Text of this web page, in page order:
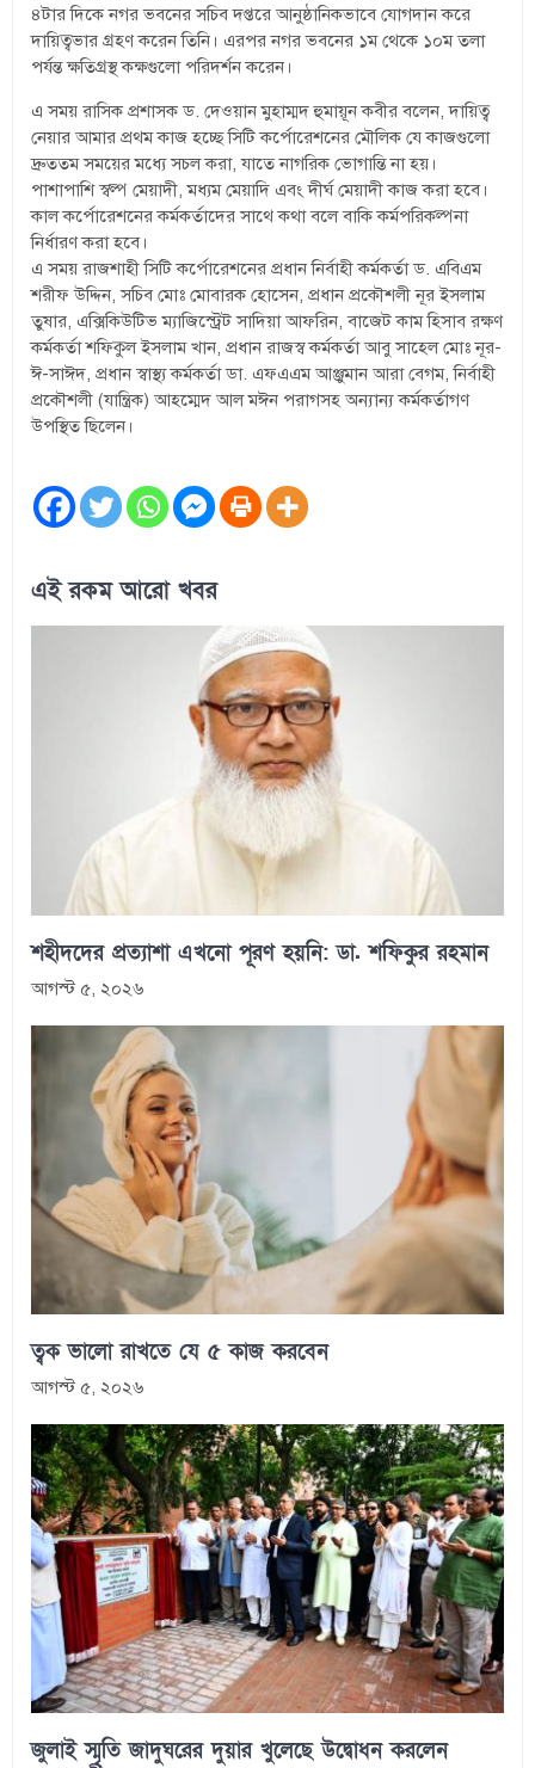
৪টার দিকে নগর ভবনের সচিব দপ্তরে আনুষ্ঠানিকভাবে যোগদান করে
দায়িত্বভার গ্রহণ করেন তিনি। এরপর নগর ভবনের ১ম থেকে ১০ম তলা
পর্যন্ত ক্ষতিগ্রস্থ কক্ষগুলো পরিদর্শন করেন।
এ সময় রাসিক প্রশাসক ড. দেওয়ান মুহাম্মদ হুমায়ূন কবীর বলেন, দায়িত্ব
নেয়ার আমার প্রথম কাজ হচ্ছে সিটি কর্পোরেশনের মৌলিক যে কাজগুলো
দ্রুততম সময়ের মধ্যে সচল করা, যাতে নাগরিক ভোগান্তি না হয়।
পাশাপাশি স্বল্প মেয়াদী, মধ্যম মেয়াদি এবং দীর্ঘ মেয়াদী কাজ করা হবে।
কাল কর্পোরেশনের কর্মকর্তাদের সাথে কথা বলে বাকি কর্মপরিকল্পনা
নির্ধারণ করা হবে।
এ সময় রাজশাহী সিটি কর্পোরেশনের প্রধান নির্বাহী কর্মকর্তা ড. এবিএম
শরীফ উদ্দিন, সচিব মোঃ মোবারক হোসেন, প্রধান প্রকৌশলী নূর ইসলাম
তুষার, এক্সিকিউটিভ ম্যাজিস্ট্রেট সাদিয়া আফরিন, বাজেট কাম হিসাব রক্ষণ
কর্মকর্তা শফিকুল ইসলাম খান, প্রধান রাজস্ব কর্মকর্তা আবু সাহেল মোঃ নূর-
ঈ-সাঈদ, প্রধান স্বাস্থ্য কর্মকর্তা ডা. এফএএম আঞ্জুমান আরা বেগম, নির্বাহী
প্রকৌশলী (যান্ত্রিক) আহম্মেদ আল মঈন পরাগসহ অন্যান্য কর্মকর্তাগণ
উপস্থিত ছিলেন।
এই রকম আরো খবর
শহীদদের প্রত্যাশা এখনো পূরণ হয়নি: ডা. শফিকুর রহমান
আগস্ট ৫, ২০২৬
ত্বক ভালো রাখতে যে ৫ কাজ করবেন
আগস্ট ৫, ২০২৬
জুলাই স্মৃতি জাদুঘরের দুয়ার খুলেছে উদ্বোধন করলেন